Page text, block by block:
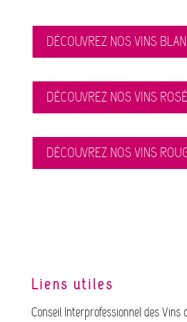
DÉCOUVREZ NOS VINS
DÉCOUVREZ NOS VINS
DÉCOUVREZ NOS VINS
Liens utiles
Conseil Interprofessionnel des Vins